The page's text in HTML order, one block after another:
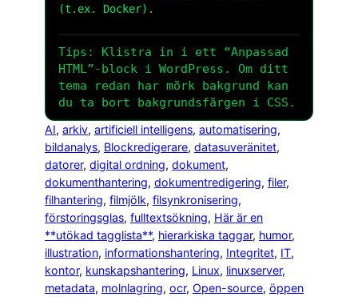
(t.ex. Docker).
Tips: Klistra in i ett “Anpassad
HTML”-block i WordPress. Om ditt
tema redan har mörk bakgrund kan
du ta bort bakgrundsfärgen i CSS.
AI, arkiv, artificiell intelligens, automatisering
bildanalys, Blockredigerare, datasuveränitet
datorer, digital ordning, dokument
dokumenthantering, dokumentredigering, filer
filhantering, filmjölk, filsynkronisering
förstoringsglas, fulltextsökning, Här är en
**utökad tagglista**, hierarkiska taggar, humor
illustration, informationshantering, Integritet, IT
kontor, kunskapshantering, Linux, linuxserver
metadata, molnlagring, ocr, Open-source, öppen